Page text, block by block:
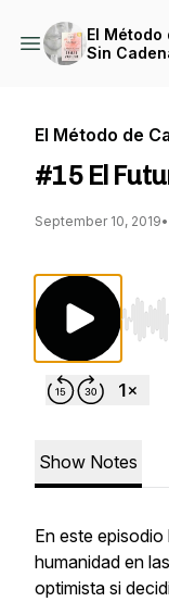
El Método
Sin
El Método de
#15 El
September 10, 2019•
Use
Show Notes
En este
humanidad en
optimista si